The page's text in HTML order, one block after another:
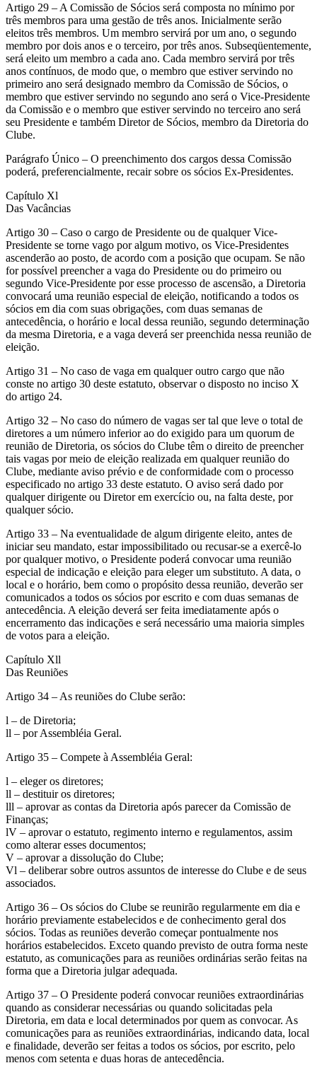
Artigo 29 – A Comissão de Sócios será composta no mínimo por
três membros para uma gestão de três anos. Inicialmente serão
eleitos três membros. Um membro servirá por um ano, o segundo
membro por dois anos e o terceiro, por três anos. Subseqüentemente,
será eleito um membro a cada ano. Cada membro servirá por três
anos contínuos, de modo que, o membro que estiver servindo no
primeiro ano será designado membro da Comissão de Sócios, o
membro que estiver servindo no segundo ano será o Vice-Presidente
da Comissão e o membro que estiver servindo no terceiro ano será
seu Presidente e também Diretor de Sócios, membro da Diretoria do
Clube.
Parágrafo Único – O preenchimento dos cargos dessa Comissão
poderá, preferencialmente, recair sobre os sócios Ex-Presidentes.
Capítulo Xl
Das Vacâncias
Artigo 30 – Caso o cargo de Presidente ou de qualquer Vice-
Presidente se torne vago por algum motivo, os Vice-Presidentes
ascenderão ao posto, de acordo com a posição que ocupam. Se não
for possível preencher a vaga do Presidente ou do primeiro ou
segundo Vice-Presidente por esse processo de ascensão, a Diretoria
convocará uma reunião especial de eleição, notificando a todos os
sócios em dia com suas obrigações, com duas semanas de
antecedência, o horário e local dessa reunião, segundo determinação
da mesma Diretoria, e a vaga deverá ser preenchida nessa reunião de
eleição.
Artigo 31 – No caso de vaga em qualquer outro cargo que não
conste no artigo 30 deste estatuto, observar o disposto no inciso X
do artigo 24.
Artigo 32 – No caso do número de vagas ser tal que leve o total de
diretores a um número inferior ao do exigido para um quorum de
reunião de Diretoria, os sócios do Clube têm o direito de preencher
tais vagas por meio de eleição realizada em qualquer reunião do
Clube, mediante aviso prévio e de conformidade com o processo
especificado no artigo 33 deste estatuto. O aviso será dado por
qualquer dirigente ou Diretor em exercício ou, na falta deste, por
qualquer sócio.
Artigo 33 – Na eventualidade de algum dirigente eleito, antes de
iniciar seu mandato, estar impossibilitado ou recusar-se a exercê-lo
por qualquer motivo, o Presidente poderá convocar uma reunião
especial de indicação e eleição para eleger um substituto. A data, o
local e o horário, bem como o propósito dessa reunião, deverão ser
comunicados a todos os sócios por escrito e com duas semanas de
antecedência. A eleição deverá ser feita imediatamente após o
encerramento das indicações e será necessário uma maioria simples
de votos para a eleição.
Capítulo Xll
Das Reuniões
Artigo 34 – As reuniões do Clube serão:
l – de Diretoria;
ll – por Assembléia Geral.
Artigo 35 – Compete à Assembléia Geral:
l – eleger os diretores;
ll – destituir os diretores;
lll – aprovar as contas da Diretoria após parecer da Comissão de
Finanças;
lV – aprovar o estatuto, regimento interno e regulamentos, assim
como alterar esses documentos;
V – aprovar a dissolução do Clube;
Vl – deliberar sobre outros assuntos de interesse do Clube e de seus
associados.
Artigo 36 – Os sócios do Clube se reunirão regularmente em dia e
horário previamente estabelecidos e de conhecimento geral dos
sócios. Todas as reuniões deverão começar pontualmente nos
horários estabelecidos. Exceto quando previsto de outra forma neste
estatuto, as comunicações para as reuniões ordinárias serão feitas na
forma que a Diretoria julgar adequada.
Artigo 37 – O Presidente poderá convocar reuniões extraordinárias
quando as considerar necessárias ou quando solicitadas pela
Diretoria, em data e local determinados por quem as convocar. As
comunicações para as reuniões extraordinárias, indicando data, local
e finalidade, deverão ser feitas a todos os sócios, por escrito, pelo
menos com setenta e duas horas de antecedência.